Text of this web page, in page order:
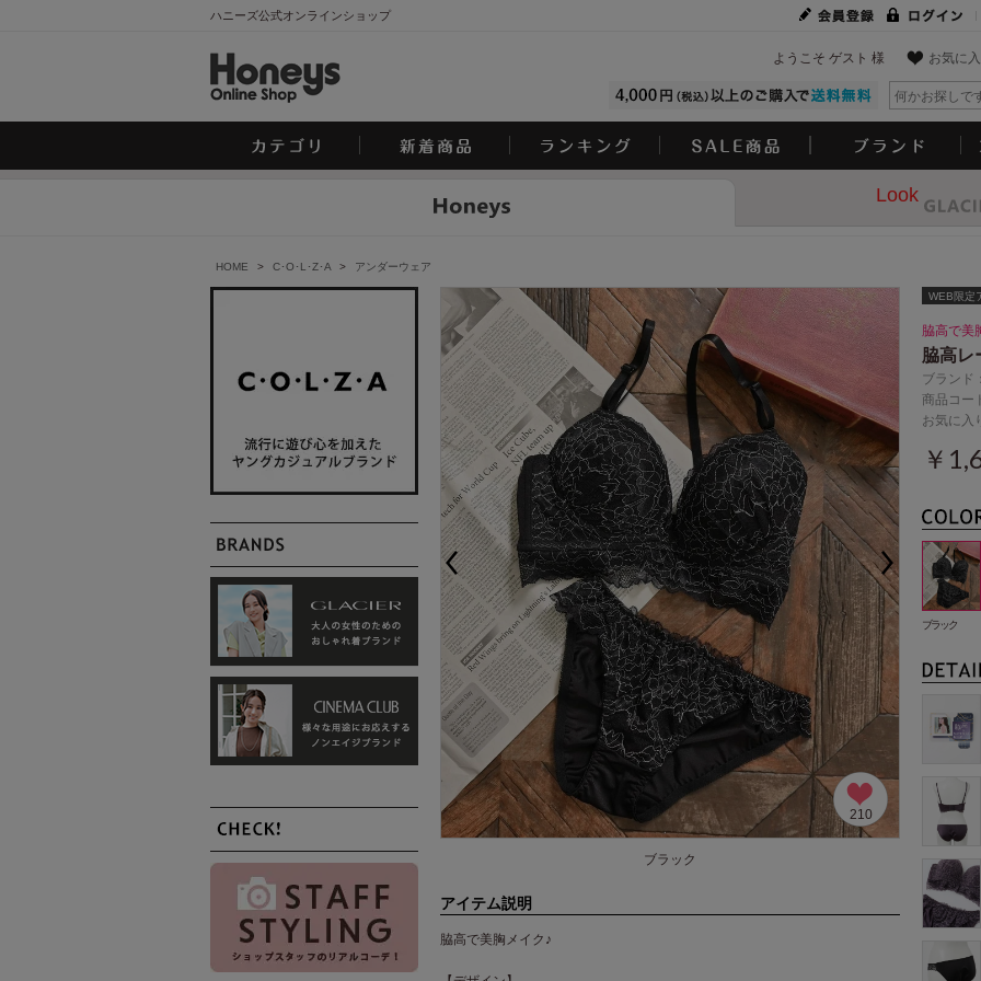
ハニーズ公式オンラインショップ
お気に
ようこそ ゲスト 様
Look
HOME > C･O･L･Z･A > アンダーウェア
210
ブラック
アイテム説明
脇高で美胸メイク♪
WEB限定
脇高で美
脇高レ
ブランド
商品コー
お気に入
￥
ブラック